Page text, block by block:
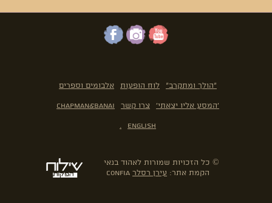
"הולך ומתקרב" לוח הופעות אלבומים וספרים
'המסע אליו יצאתי'
צרו קשר
Chapman&Banai
English
.
© כל הזכויות שמורות לאהוד בנאי
הקמת אתר: עירן רסלר